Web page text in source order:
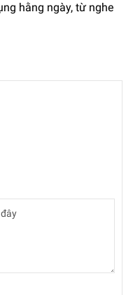
hằng ngày, từ nghe